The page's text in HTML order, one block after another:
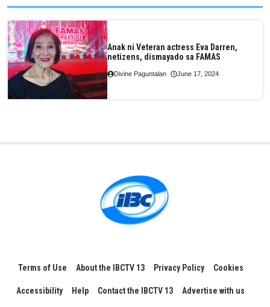
Anak ni Veteran actress Eva Darren,
netizens, dismayado sa FAMAS
Divine Paguntalan June 17, 2024
Terms of Use About the IBCTV 13 Privacy Policy Cookies
Accessibility Help Contact the IBCTV 13 Advertise with us